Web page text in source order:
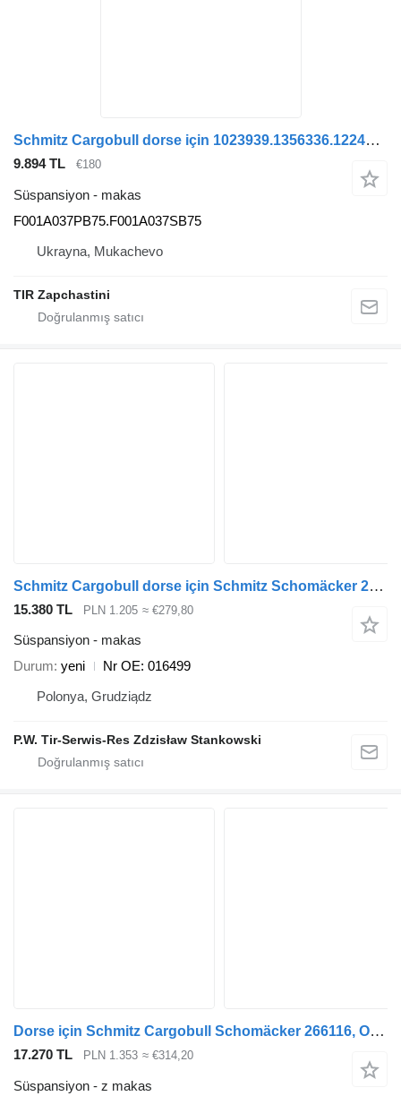
Schmitz Cargobull dorse için 1023939.1356336.1224541.1230630 F001A037PB75.F001A037SB75 makas
9.894 TL €180
Süspansiyon - makas
F001A037PB75.F001A037SB75
Ukrayna, Mukachevo
TIR Zapchastini
Schmitz Cargobull dorse için Schmitz Schomäcker 26610200 O E 016499 makas
15.380 TL PLN 1.205 ≈ €279,80
Süspansiyon - makas
Durum yeni
Nr OE: 016499
Polonya, Grudziądz
P.W. Tir-Serwis-Res Zdzisław Stankowski
Dorse için Schmitz Cargobull Schomäcker 266116, O.E. FAG0410190 Nr z makas
17.270 TL PLN 1.353 ≈ €314,20
Süspansiyon - z makas